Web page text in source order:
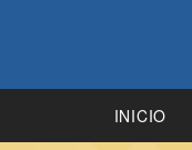
INICIO